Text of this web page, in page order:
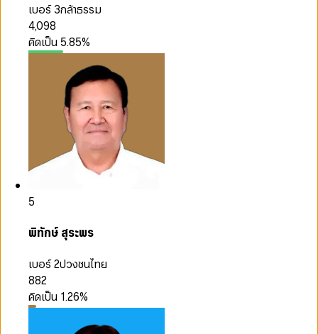
เบอร์ 3กล้าธรรม
4,098
คิดเป็น 5.85%
5
พิทักษ์ สุระพร
เบอร์ 2ปวงชนไทย
882
คิดเป็น 1.26%